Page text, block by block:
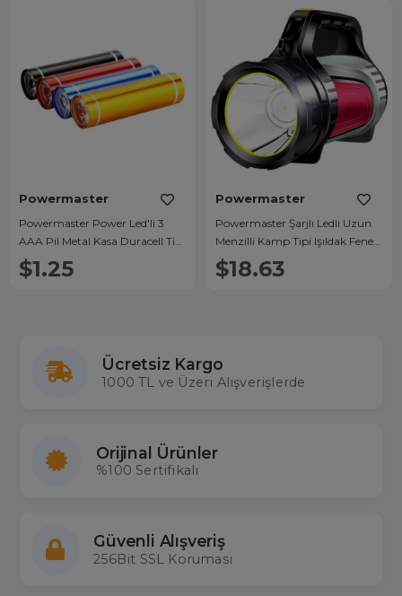
Powermaster
Powermaster Power Led'li 3
AAA Pil Metal Kasa Duracell Tip
Fener (Tekli)
$1.25
Powermaster
Powermaster Şarjlı Ledli Uzun
Menzilli Kamp Tipi Işıldak Fener
JS-881A
$18.63
Ücretsiz Kargo
1000 TL ve Üzeri Alışverişlerde
Orijinal Ürünler
%100 Sertifikalı
Güvenli Alışveriş
256Bit SSL Koruması